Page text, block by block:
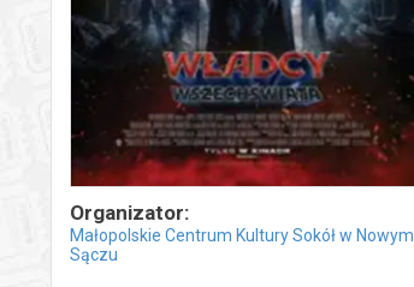
Organizator:
Małopolskie Centrum Kultury Sokół w Nowym
Sączu